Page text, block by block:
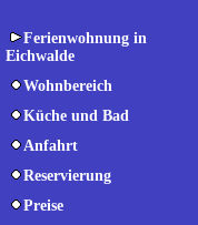
Ferienwohnung in
Eichwalde
Wohnbereich
Küche und Bad
Anfahrt
Reservierung
Preise